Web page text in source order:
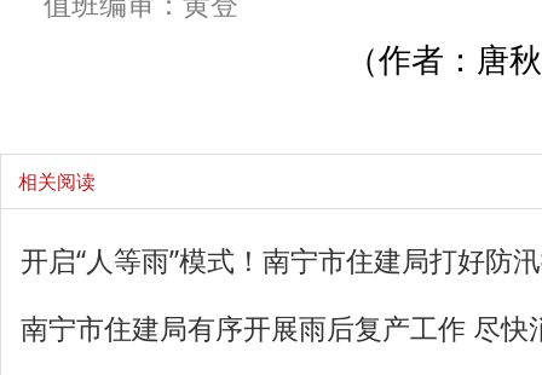
（作者：唐
相关阅读
开启“人等雨”模式！南宁市住建局打好防
南宁市住建局有序开展雨后复产工作 尽快